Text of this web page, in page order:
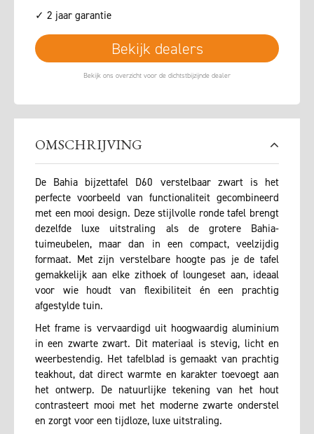
✓ 2 jaar garantie
Bekijk dealers
OMSCHRIJVING
De Bahia bijzettafel D60 verstelbaar zwart is het
perfecte voorbeeld van functionaliteit gecombineerd
met een mooi design. Deze stijlvolle ronde tafel brengt
dezelfde luxe uitstraling als de grotere Bahia-
tuimeubelen, maar dan in een compact, veelzijdig
formaat. Met zijn verstelbare hoogte pas je de tafel
gemakkelijk aan elke zithoek of loungeset aan, ideaal
voor wie houdt van flexibiliteit én een prachtig
afgestylde tuin.
Het frame is vervaardigd uit hoogwaardig aluminium
in een zwarte zwart. Dit materiaal is stevig, licht en
weerbestendig. Het tafelblad is gemaakt van prachtig
teakhout, dat direct warmte en karakter toevoegt aan
het ontwerp. De natuurlijke tekening van het hout
contrasteert mooi met het moderne zwarte onderstel
en zorgt voor een tijdloze, luxe uitstraling.